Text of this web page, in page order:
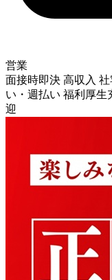
営業
面接時即決 高収入 社
い・週払い 福利厚生
迎